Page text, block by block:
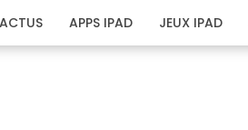
ACTUS APPS IPAD JEUX IPAD